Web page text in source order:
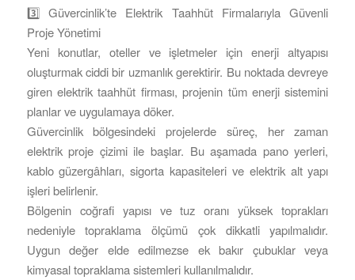
3️⃣ Güvercinlik’te Elektrik Taahhüt Firmalarıyla Güvenli
Proje Yönetimi
Yeni konutlar, oteller ve işletmeler için enerji altyapısı
oluşturmak ciddi bir uzmanlık gerektirir. Bu noktada devreye
giren elektrik taahhüt firması, projenin tüm enerji sistemini
planlar ve uygulamaya döker.
Güvercinlik bölgesindeki projelerde süreç, her zaman
elektrik proje çizimi ile başlar. Bu aşamada pano yerleri,
kablo güzergâhları, sigorta kapasiteleri ve elektrik alt yapı
işleri belirlenir.
Bölgenin coğrafi yapısı ve tuz oranı yüksek toprakları
nedeniyle topraklama ölçümü çok dikkatli yapılmalıdır.
Uygun değer elde edilmezse ek bakır çubuklar veya
kimyasal topraklama sistemleri kullanılmalıdır.